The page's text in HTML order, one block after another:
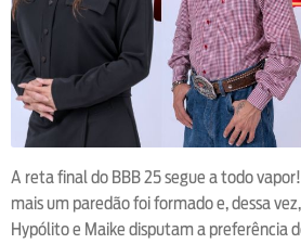
A reta final do BBB 25 segue a todo
mais um paredão foi formado e, dessa
Hypólito e Maike disputam a preferência